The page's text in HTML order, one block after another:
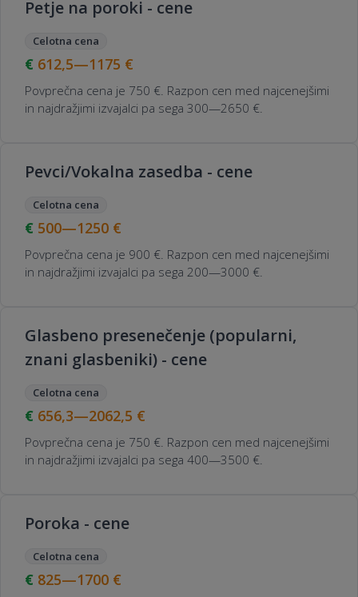
Petje na poroki - cene
Celotna cena
612,5—1175 €
Povprečna cena je 750 €. Razpon cen med najcenejšimi
in najdražjimi izvajalci pa sega 300—2650 €.
Pevci/Vokalna zasedba - cene
Celotna cena
500—1250 €
Povprečna cena je 900 €. Razpon cen med najcenejšimi
in najdražjimi izvajalci pa sega 200—3000 €.
Glasbeno presenečenje (popularni,
znani glasbeniki) - cene
Celotna cena
656,3—2062,5 €
Povprečna cena je 750 €. Razpon cen med najcenejšimi
in najdražjimi izvajalci pa sega 400—3500 €.
Poroka - cene
Celotna cena
825—1700 €